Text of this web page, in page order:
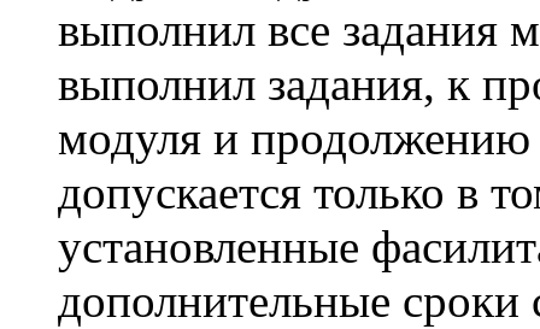
выполнил все задания
выполнил задания, к
модуля и продолжению
допускается только в
установленные
дополнительные сроки